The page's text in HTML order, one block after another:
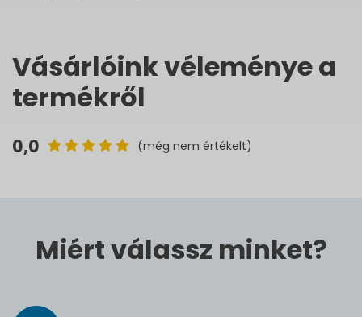
Vásárlóink véleménye a
termékről
0,0 (még nem értékelt)
Miért válassz minket?